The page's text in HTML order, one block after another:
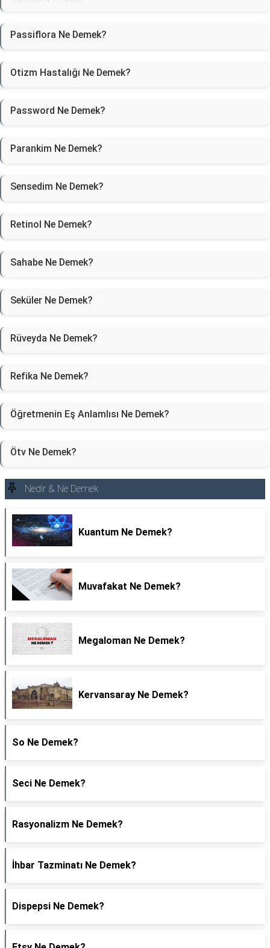
Passiflora Ne Demek?
Otizm Hastalığı Ne Demek?
Password Ne Demek?
Parankim Ne Demek?
Sensedim Ne Demek?
Retinol Ne Demek?
Sahabe Ne Demek?
Seküler Ne Demek?
Rüveyda Ne Demek?
Refika Ne Demek?
Öğretmenin Eş Anlamlısı Ne Demek?
Ötv Ne Demek?
Nedir & Ne Demek
Kuantum Ne Demek?
Muvafakat Ne Demek?
Megaloman Ne Demek?
Kervansaray Ne Demek?
So Ne Demek?
Seci Ne Demek?
Rasyonalizm Ne Demek?
İhbar Tazminatı Ne Demek?
Dispepsi Ne Demek?